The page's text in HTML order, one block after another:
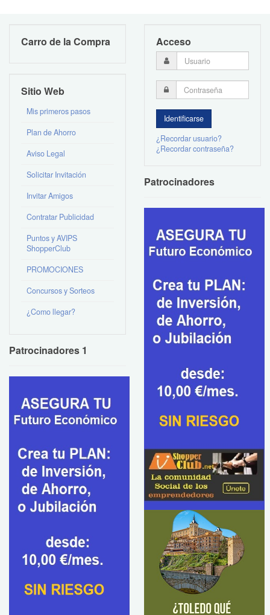
Carro de la Compra
Sitio Web
Mis primeros pasos
Plan de Ahorro
Aviso Legal
Solicitar Invitación
Invitar Amigos
Contratar Publicidad
Puntos y AVIPS
ShopperClub
PROMOCIONES
Concursos y Sorteos
¿Como llegar?
Patrocinadores 1
Acceso
¿Recordar usuario?
¿Recordar contraseña?
Patrocinadores